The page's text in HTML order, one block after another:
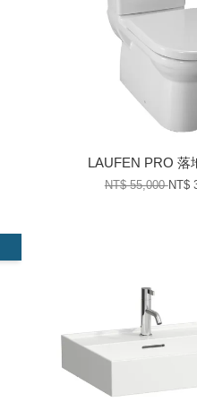
LAUFEN PRO 落
NT$ 55,000NT$